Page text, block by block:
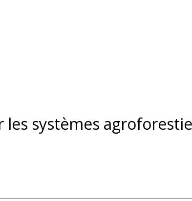
systèmes